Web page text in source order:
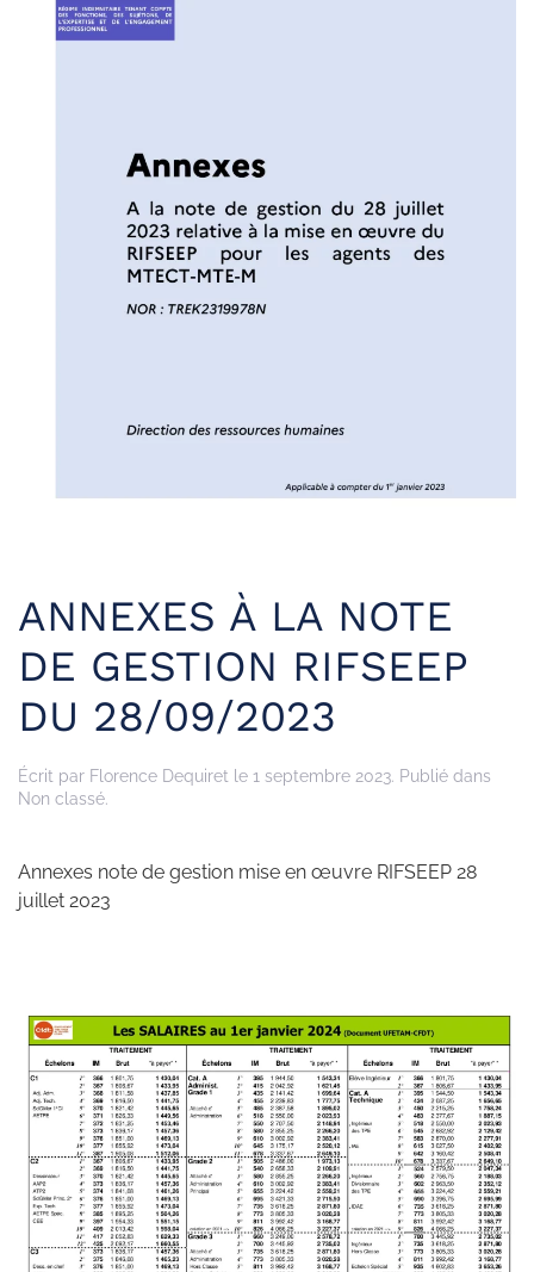
ANNEXES À LA NOTE
DE GESTION RIFSEEP
DU 28/09/2023
Écrit par Florence Dequiret le 1 septembre 2023. Publié dans
Non classé.
Annexes note de gestion mise en œuvre RIFSEEP 28
juillet 2023